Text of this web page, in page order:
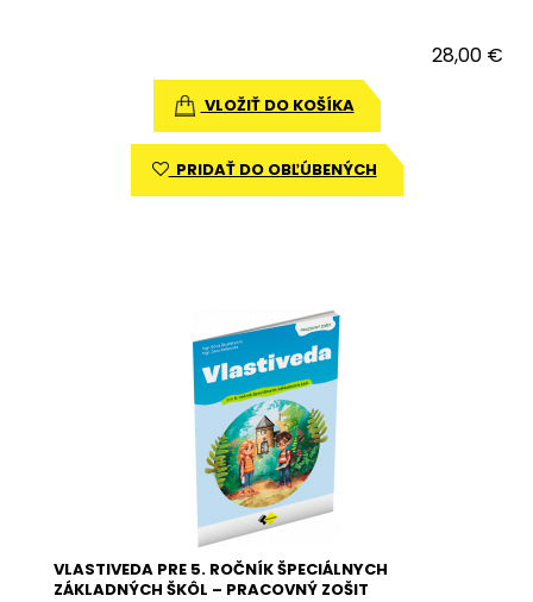
28,00 €
VLOŽIŤ DO KOŠÍKA
PRIDAŤ DO OBĽÚBENÝCH
VLASTIVEDA PRE 5. ROČNÍK ŠPECIÁLNYCH
ZÁKLADNÝCH ŠKÔL – PRACOVNÝ ZOŠIT